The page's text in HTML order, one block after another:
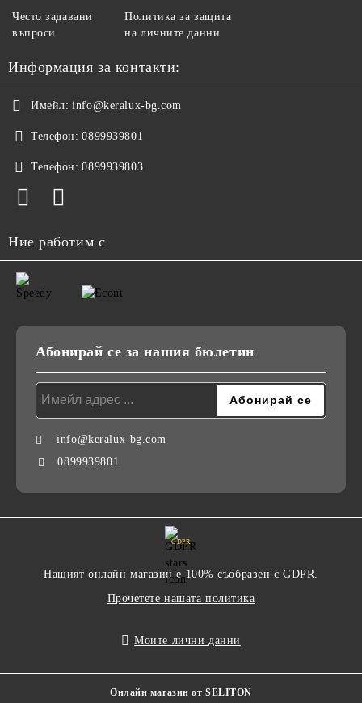
Често задавани
въпроси
Политика за защита
на личните данни
Информация за контакти:
Имейл: info@keralux-bg.com
Телефон: 0899939801
Телефон: 0899939803
Ние работим с
Абонирай се за нашия бюлетин
info@keralux-bg.com
0899939801
GDPR
Нашият онлайн магазин е 100% съобразен с GDPR.
Прочетете нашата политика
Моите лични данни
Онлайн магазин от SELITON